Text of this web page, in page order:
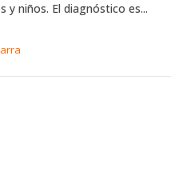
y niños. El diagnóstico es...